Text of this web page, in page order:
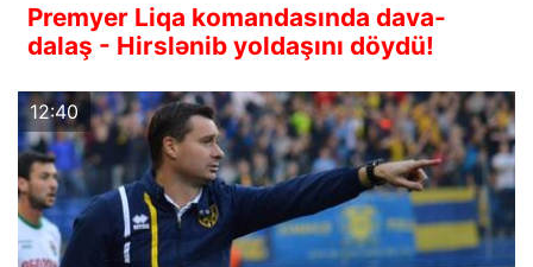
Premyer Liqa komandasında dava-
dalaş - Hirslənib yoldaşını döydü!
12:40